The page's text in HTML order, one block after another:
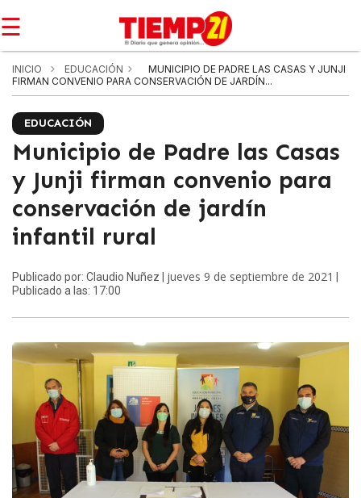
☰
INICIO EDUCACIÓN
MUNICIPIO DE PADRE LAS CASAS Y JUNJI
FIRMAN CONVENIO PARA CONSERVACIÓN DE JARDÍN...
EDUCACIÓN
Municipio de Padre las Casas
y Junji firman convenio para
conservación de jardín
infantil rural
Publicado por: Claudio Nuñez | jueves 9 de septiembre de 2021
Publicado a las: 17:00